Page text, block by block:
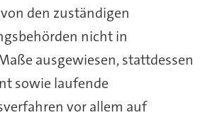
den zuständigen
nicht in
ausgewiesen, stattdessen
sowie laufende
vor allem auf